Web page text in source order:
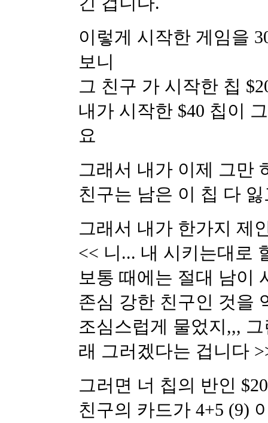
이렇게 시작한 게임을
보니
그 친구 가 시작한 칩
내가 시작한 $40 칩이
요
그래서 내가 이제 그만
친구는 남은 이 칩 다
그래서 내가 한가지 제
<< 니... 내 시키는대로
보통 때에는 절대 남이
존심 강한 친구인 것을
조심스럽게 물었지,,,
래 그러겠다는 겁니다
그러면 너 칩의 반인
친구의 카드가 4+5 (9)